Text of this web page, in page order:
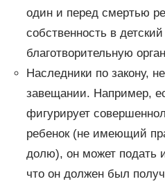
один и перед смертью
собственность в
благотворительную
Наследники по закону,
завещании. Например,
фигурирует
ребенок (не имеющий
долю), он может подать
что он должен был